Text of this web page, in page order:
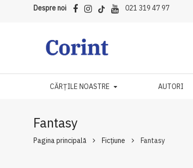
Despre noi 021 319 47 97
CĂRȚILE NOASTRE AUTORI
Fantasy
Pagina principală Ficțiune Fantasy